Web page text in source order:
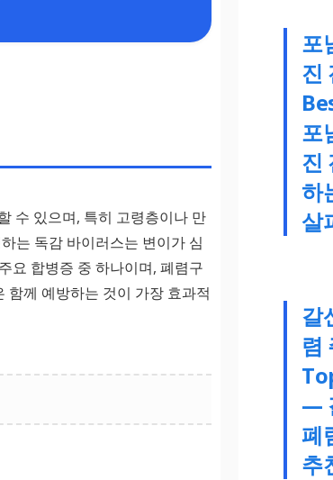
수 있으며, 특히 고령층이나 만
는 독감 바이러스는 변이가 심
요 합병증 중 하나이며, 폐렴구
함께 예방하는 것이 가장 효과적
포
진
포
진
하
살
갈
렴
—
폐
추